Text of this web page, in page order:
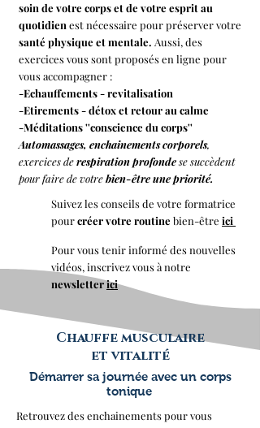
soin de votre corps et de votre esprit au
quotidienest nécessaire pour préserver votre
santé physique et mentale. Aussi, des
exercices vous sont proposés en ligne pour
vous accompagner :
-Echauffements - revitalisation
-Etirements - détox et retour au calme
-Méditations ''conscience du corps''
Automassages, enchainements corporels,
exercices derespiration profondese succèdent
pour faire de votrebien-être une priorité.
Suivez lesconseils de votre formatrice
pourcréer votre routine bien-être ici
Pour vous tenir informé des nouvelles
vidéos, inscrivez vous à notre
newsletterici
Chauffe musculaire
et vitalité
Démarrer sa journée avec un corps
tonique
Retrouvez des enchainements pour vous